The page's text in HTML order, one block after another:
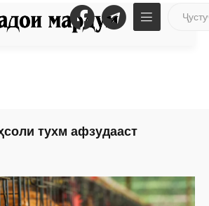
тухм афзудааст